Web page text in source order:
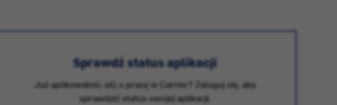
Sprawdź status aplikacji
Już aplikowałeś(-aś) o pracę w Carrier? Zaloguj się, aby
sprawdzić status swojej aplikacji.